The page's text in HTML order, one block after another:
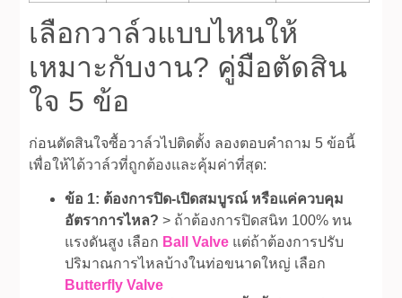
เลือกวาล์วแบบไหนให้
เหมาะกับงาน? คู่มือตัดสิน
ใจ 5 ข้อ
ก่อนตัดสินใจซื้อวาล์วไปติดตั้ง ลองตอบคำถาม 5 ข้อนี้
เพื่อให้ได้วาล์วที่ถูกต้องและคุ้มค่าที่สุด:
ข้อ 1: ต้องการปิด-เปิดสมบูรณ์ หรือแค่ควบคุม
อัตราการไหล? > ถ้าต้องการปิดสนิท 100% ทน
แรงดันสูง เลือก Ball Valve แต่ถ้าต้องการปรับ
ปริมาณการไหลบ้างในท่อขนาดใหญ่ เลือก
Butterfly Valve